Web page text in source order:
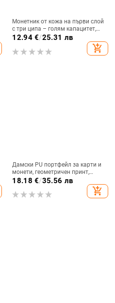
Монетник от кожа на първи слой
с три ципа – голям капацитет,
унисекс, урбанистичен стил,
12.94€/25.31 лв
add_shopping_cart
Дамски PU портфейл за карти и
монети, геометричен принт,
ултра лек, ежедневна употреба,
18.18 €/35.56 лв
add_shopping_cart